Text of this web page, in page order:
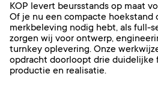
KOP levert beursstands op maat
Of je nu een compacte hoekstand
merkbeleving nodig hebt, als full-
zorgen wij voor ontwerp,
turnkey oplevering. Onze
opdracht doorloopt drie duidelijke
productie en realisatie.